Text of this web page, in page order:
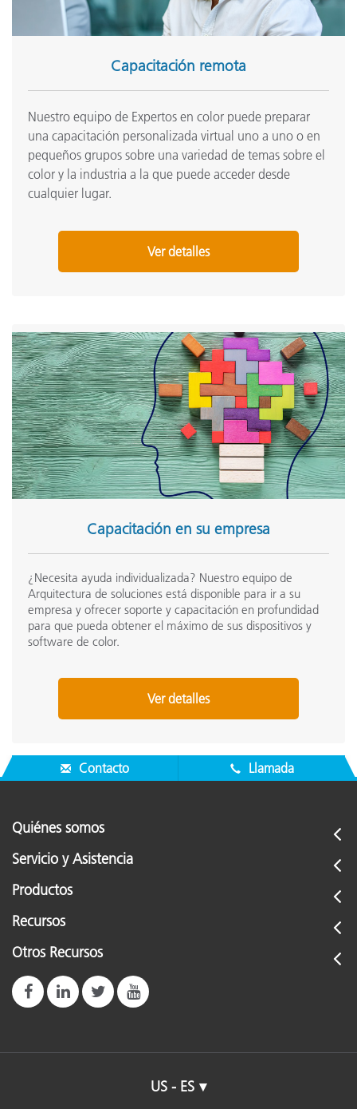
Capacitación remota
Nuestro equipo de Expertos en color puede preparar
una capacitación personalizada virtual uno a uno o en
pequeños grupos sobre una variedad de temas sobre el
color y la industria a la que puede acceder desde
cualquier lugar.
Ver detalles
Capacitación en su empresa
¿Necesita ayuda individualizada? Nuestro equipo de
Arquitectura de soluciones está disponible para ir a su
empresa y ofrecer soporte y capacitación en profundidad
para que pueda obtener el máximo de sus dispositivos y
software de color.
Ver detalles
Contacto Llamada
Quiénes somos
Servicio y Asistencia
Productos
Recursos
Otros Recursos
US - ES